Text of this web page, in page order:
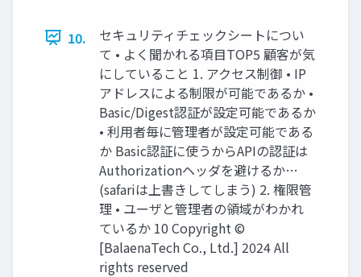
10.
セキュリティチェックシートについ
て • よく聞かれる項目TOP5 顧客が気
にしていること 1. アクセス制御 • IP
アドレスによる制限が可能であるか •
Basic/Digest認証が設定可能であるか
• 利用者毎に管理者が設定可能である
か Basic認証に使うからAPIの認証は
Authorizationヘッダを避けるか…
(safariは上書きしてしまう) 2. 権限管
理 • ユーザと管理者の領域がわかれ
ているか 10 Copyright ©︎
[BalaenaTech Co., Ltd.] 2024 All
rights reserved